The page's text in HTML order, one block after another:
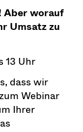
Aber worauf
Umsatz zu
13 Uhr
dass wir
Webinar
Ihrer